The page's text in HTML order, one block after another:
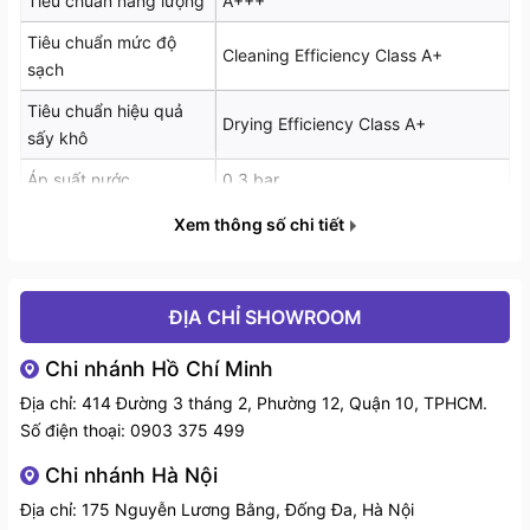
và tăng độ bền trong quá trình sử dụng.
- Máy được thiết kế với 2 dàn rửa thông minh, tối ưu
không gian sắp xếp bát đĩa, giúp tăng khả năng chứa
và nâng cao hiệu quả làm sạch trong mỗi lần rửa.
Tiêu chuẩn mức độ
sạch
Cleaning Efficiency Class A+
Tiêu chuẩn hiệu quả
sấy khô
Drying Efficiency Class A+
Áp suất nước 0.3 bar
220-240V / ~50Hz
9.0 lít/lần rửa
Kích thước sản phẩm 550R x 505S x 585C mm
Xem thông số chi tiết
ĐỊA CHỈ SHOWROOM
Chi nhánh Hồ Chí Minh
Địa chỉ: 414 Đường 3 tháng 2, Phường 12, Quận 10, TPHCM.
Số điện thoại: 0903 375 499
Chi nhánh Hà Nội
Địa chỉ: 175 Nguyễn Lương Bằng, Đống Đa, Hà Nội